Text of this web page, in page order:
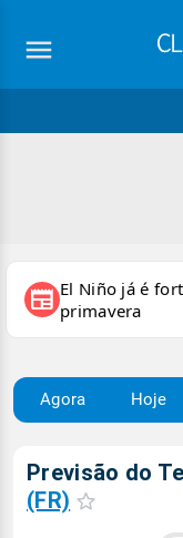
newspaper El Niño já é
primavera
Agora Hoje
Previsão do
(FR)